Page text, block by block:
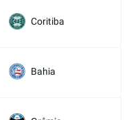
Coritiba
Bahia